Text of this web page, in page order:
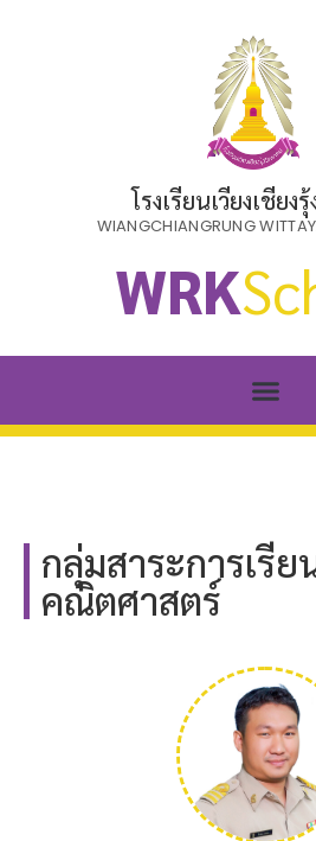
โรงเรียนเวียงเชียง
WIANGCHIANGRUNG
WRK
กลุ่มสาระการเรีย
คณิตศาสตร์